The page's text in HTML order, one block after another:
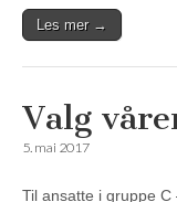
Les mer →
Valg
5. mai 2017
Til ansatte i gruppe